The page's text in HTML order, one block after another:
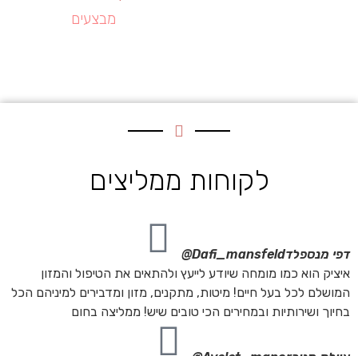
מבצעים
לקוחות ממליצים
דפי מנספלדDafi_mansfeld@
איציק הוא כמו מומחה שיודע לייעץ ולהתאים את הטיפול והמזון
המושלם לכל בעל חיים! מיטות, מתקנים, מזון ומדבירים למיניהם הכל
בחיוך ושירותיות ובמחירים הכי טובים שיש! ממליצה בחום